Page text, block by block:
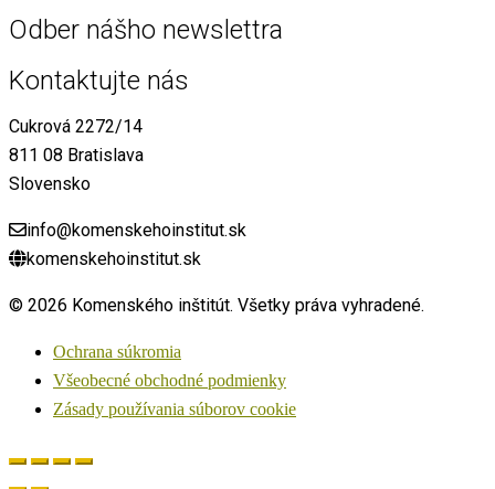
Odber nášho newslettra
Kontaktujte nás
Cukrová 2272/14
811 08 Bratislava
Slovensko
info@komenskehoinstitut.sk
komenskehoinstitut.sk
© 2026 Komenského inštitút. Všetky práva vyhradené.
Ochrana súkromia
Všeobecné obchodné podmienky
Zásady používania súborov cookie